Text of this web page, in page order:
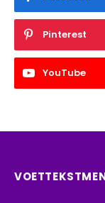
Pinterest
YouTube